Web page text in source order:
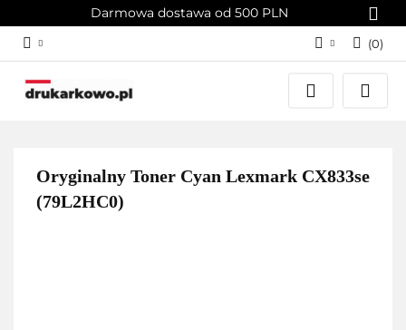
Darmowa dostawa od 500 PLN
Zaloguj się
Załóż konto
(0)
Oryginalny Toner Cyan Lexmark CX833se
(79L2HC0)